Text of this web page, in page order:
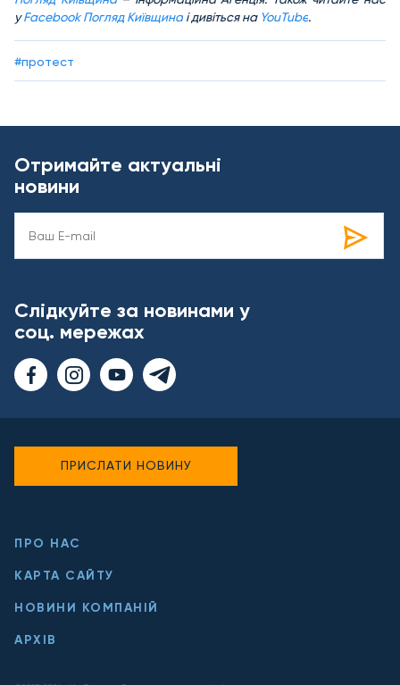
уFacebook Погляд Київщина і дивіться на YouTube.
#протест
Отримайте актуальні
новини
Слідкуйте за новинами у
соц. мережах
ПРО НАС
КАРТА САЙТУ
НОВИНИ КОМПАНІЙ
АРХІВ
ПРИСЛАТИ НОВИНУ